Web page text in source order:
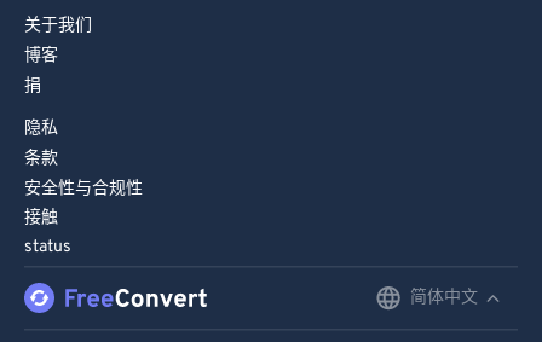
关于我们
博客
捐
隐私
条款
安全性与合规性
接触
status
简体中文